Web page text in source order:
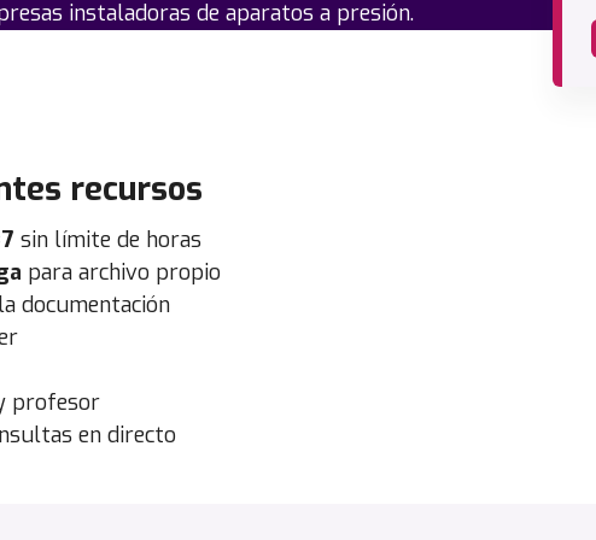
instaladoras de aparatos a presión.
recursos
sin límite de horas
para archivo propio
documentación
profesor
en directo